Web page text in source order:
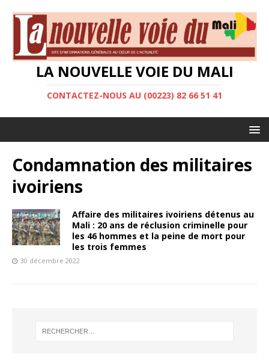
LA NOUVELLE VOIE DU MALI
CONTACTEZ-NOUS AU (00223) 82 66 51 41
Condamnation des militaires
ivoiriens
Affaire des militaires ivoiriens détenus au
Mali : 20 ans de réclusion criminelle pour
les 46 hommes et la peine de mort pour
les trois femmes
30 décembre 2022